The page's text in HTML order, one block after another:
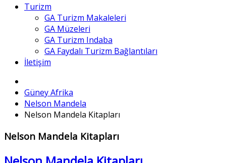
Turizm
GA Turizm Makaleleri
GA Müzeleri
GA Turizm Indaba
GA Faydalı Turizm Bağlantıları
İletişim
Güney Afrika
Nelson Mandela
Nelson Mandela Kitapları
Nelson Mandela Kitapları